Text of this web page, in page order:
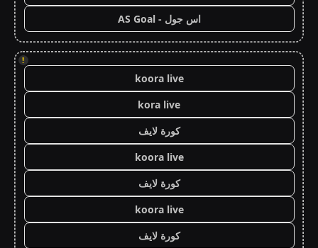
اس جول - AS Goal
!
koora live
kora live
كورة لايف
koora live
كورة لايف
koora live
كورة لايف